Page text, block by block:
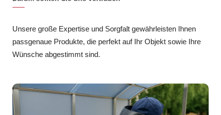
Unsere große Expertise und Sorgfalt gewährleisten Ihnen
passgenaue Produkte, die perfekt auf Ihr Objekt sowie Ihre
Wünsche abgestimmt sind.